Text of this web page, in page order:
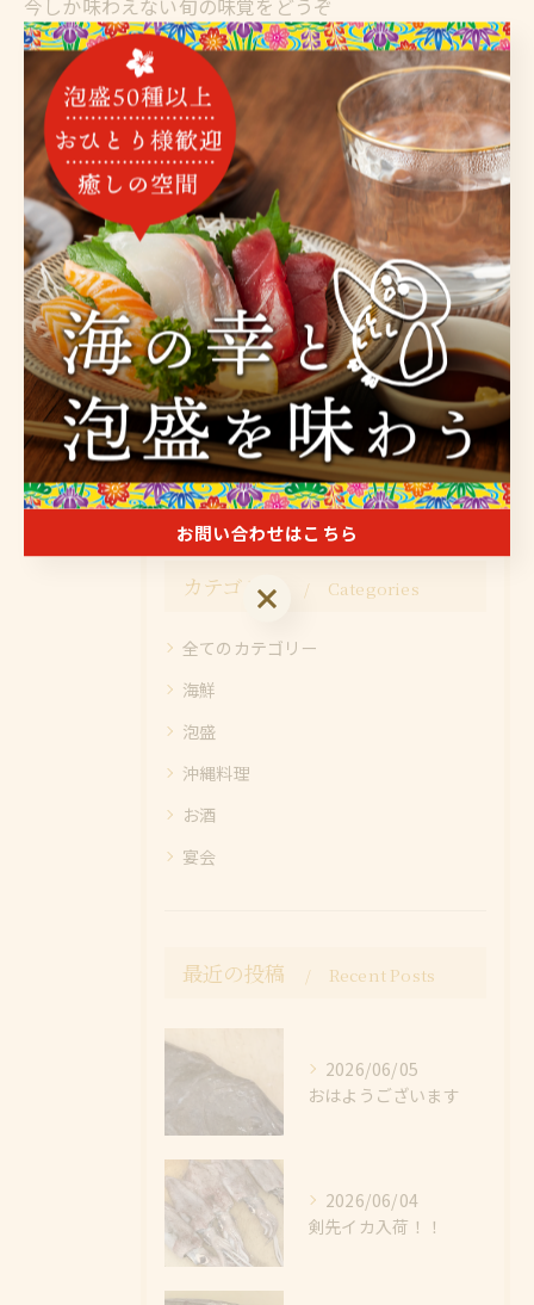
今しか味わえない旬の味覚をどうぞ
華金です
盛り上がってまいりましょう
#泡盛 #ウエカツ #沖縄料理 #海鮮屋 #金沢区グルメ
豊富な泡盛を金沢区で楽しむ旬の沖縄料理を金沢区で
堪能
泡盛 沖縄料理
< 前のページ 一覧に戻る 次のページ >
カテゴリー Categories
全てのカテゴリー
海鮮
泡盛
沖縄料理
お酒
宴会
最近の投稿 Recent Posts
2026/06/05
おはようございます
2026/06/04
剣先イカ入荷！！
お問い合わせはこちら
お問い合わせはこちら